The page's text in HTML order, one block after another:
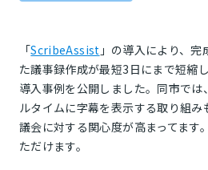
「ScribeAssist 」の導入により、
た議事録作成が最短3日にまで短縮
導入事例を公開しました。同市で
ルタイムに字幕を表示する取り組み
議会に対する関心度が高まってます
ただけます。